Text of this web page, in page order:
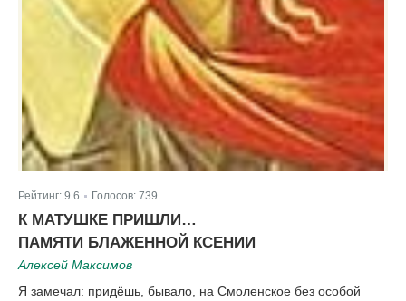
Рейтинг: 9.6 Голосов: 739
К МАТУШКЕ ПРИШЛИ…
ПАМЯТИ БЛАЖЕННОЙ КСЕНИИ
Алексей Максимов
Я замечал: придёшь, бывало, на Смоленское без особой